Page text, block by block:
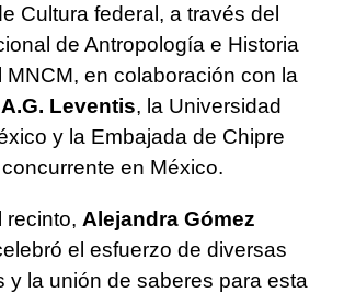
Cultura federal, a través del
de Antropología e Historia
MNCM, en colaboración con la
Leventis, la Universidad
y la Embajada de Chipre
en México.
recinto, Alejandra Gómez
el esfuerzo de diversas
y la unión de saberes para esta